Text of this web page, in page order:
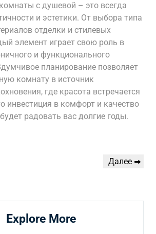
с душевой – это всегда
и эстетики. От выбора типа
отделки и стилевых
элемент играет свою роль в
и функционального
планирование позволяет
комнату в источник
где красота встречается
инвестиция в комфорт и качество
радовать вас долгие годы.
Следующая
Далее
Explore More